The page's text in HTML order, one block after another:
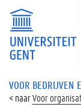
VOOR BEDRIJVEN
Voor